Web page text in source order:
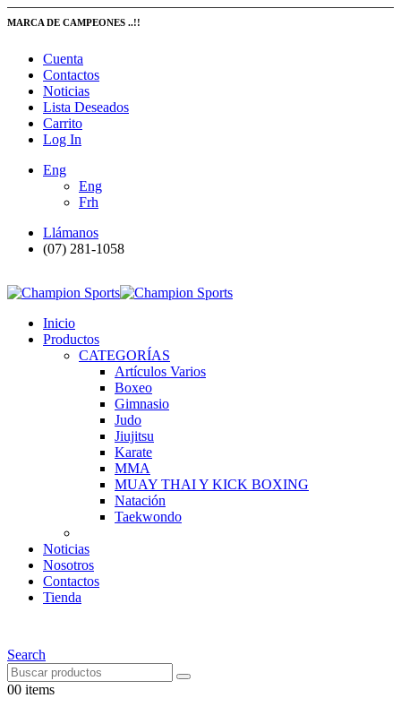
MARCA DE CAMPEONES ..!!
Cuenta
Contactos
Noticias
Lista Deseados
Carrito
Log In
Eng
Eng
Frh
Llámanos
(07) 281-1058
Inicio
Productos
CATEGORÍAS
Artículos Varios
Boxeo
Gimnasio
Judo
Jiujitsu
Karate
MMA
MUAY THAI Y KICK BOXING
Natación
Taekwondo
Noticias
Nosotros
Contactos
Tienda
Search
00 items